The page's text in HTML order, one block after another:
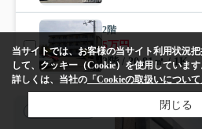
2階
5万円
2階 / 20.81㎡ / 1K
当サイトでは、お客様の当サイト利用状況
して、クッキー（Cookie）を使用しています
詳しくは、当社の 「Cookieの取扱いについて
閉じる